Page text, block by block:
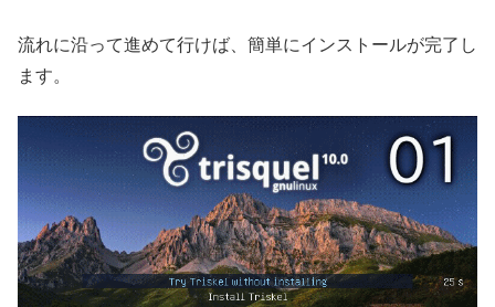
流れに沿って進めて行けば、簡単にインストールが完了し
ます。